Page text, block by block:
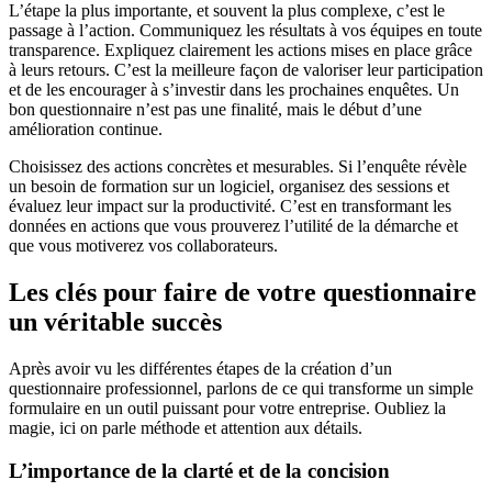
L’étape la plus importante, et souvent la plus complexe, c’est le
passage à l’action. Communiquez les résultats à vos équipes en toute
transparence. Expliquez clairement les actions mises en place grâce
à leurs retours. C’est la meilleure façon de valoriser leur participation
et de les encourager à s’investir dans les prochaines enquêtes. Un
bon questionnaire n’est pas une finalité, mais le début d’une
amélioration continue.
Choisissez des actions concrètes et mesurables. Si l’enquête révèle
un besoin de formation sur un logiciel, organisez des sessions et
évaluez leur impact sur la productivité. C’est en transformant les
données en actions que vous prouverez l’utilité de la démarche et
que vous motiverez vos collaborateurs.
Les clés pour faire de votre questionnaire
un véritable succès
Après avoir vu les différentes étapes de la création d’un
questionnaire professionnel, parlons de ce qui transforme un simple
formulaire en un outil puissant pour votre entreprise. Oubliez la
magie, ici on parle méthode et attention aux détails.
L’importance de la clarté et de la concision